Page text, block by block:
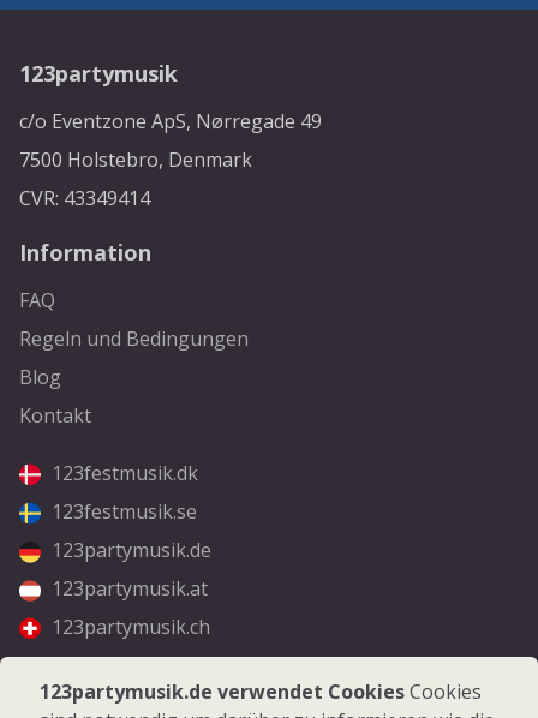
123partymusik
c/o Eventzone ApS, Nørregade 49
7500 Holstebro, Denmark
CVR: 43349414
Information
FAQ
Regeln und Bedingungen
Blog
Kontakt
123festmusik.dk
123festmusik.se
123partymusik.de
123partymusik.at
123partymusik.ch
Folgen Sie uns
123partymusik.de verwendet CookiesCookies